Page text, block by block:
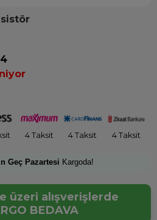
4 Taksit 4 Taksit 4 Taksit
Geç Pazartesi Kargoda!
üzeri alışverişlerde
BEDAVA